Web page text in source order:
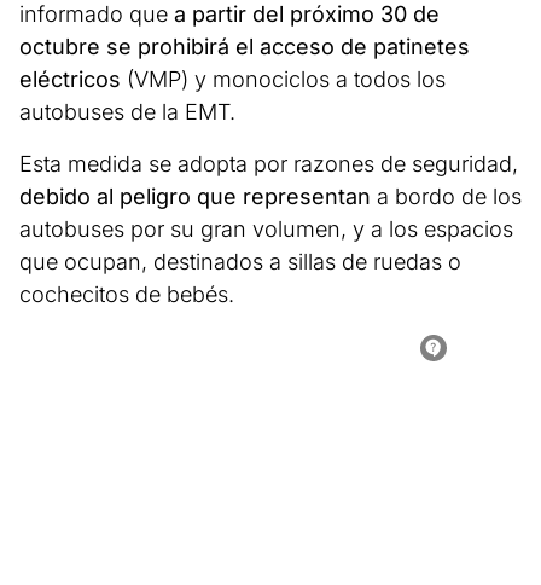
informado que a partir del próximo 30 de
octubre se prohibirá el acceso de patinetes
eléctricos (VMP) y monociclos a todos los
autobuses de la EMT.
Esta medida se adopta por razones de seguridad,
debido al peligro que representan a bordo de los
autobuses por su gran volumen, y a los espacios
que ocupan, destinados a sillas de ruedas o
cochecitos de bebés.